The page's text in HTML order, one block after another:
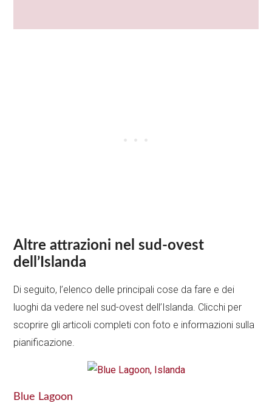
Altre attrazioni nel sud-ovest
dell’Islanda
Di seguito, l’elenco delle principali cose da fare e dei
luoghi da vedere nel sud-ovest dell’Islanda. Clicchi per
scoprire gli articoli completi con foto e informazioni sulla
pianificazione.
Blue Lagoon